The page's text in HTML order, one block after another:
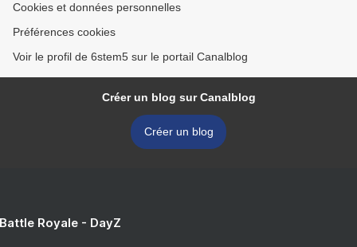
Cookies et données personnelles
Préférences cookies
Voir le profil de 6stem5 sur le portail Canalblog
Créer un blog sur Canalblog
Créer un blog
Royale - DayZ